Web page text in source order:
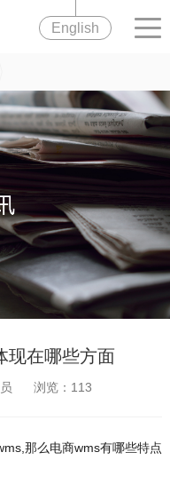
English
现在哪些方面
浏览： 113
那么电商wms有哪些特点